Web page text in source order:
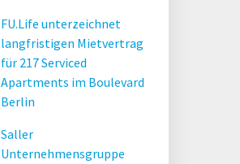
FU.Life unterzeichnet
langfristigen Mietvertrag
für 217 Serviced
Apartments im Boulevard
Berlin
Saller
Unternehmensgruppe